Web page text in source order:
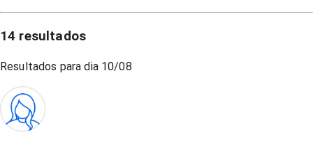
14 resultados
Resultados para dia 10/08